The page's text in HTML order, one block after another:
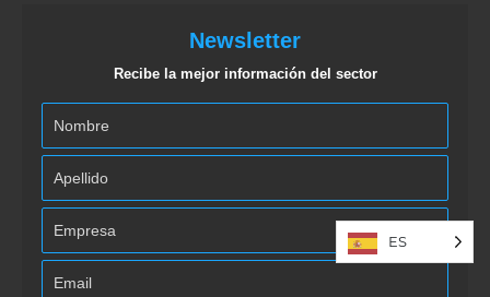
Newsletter
Recibe la mejor información del sector
ES